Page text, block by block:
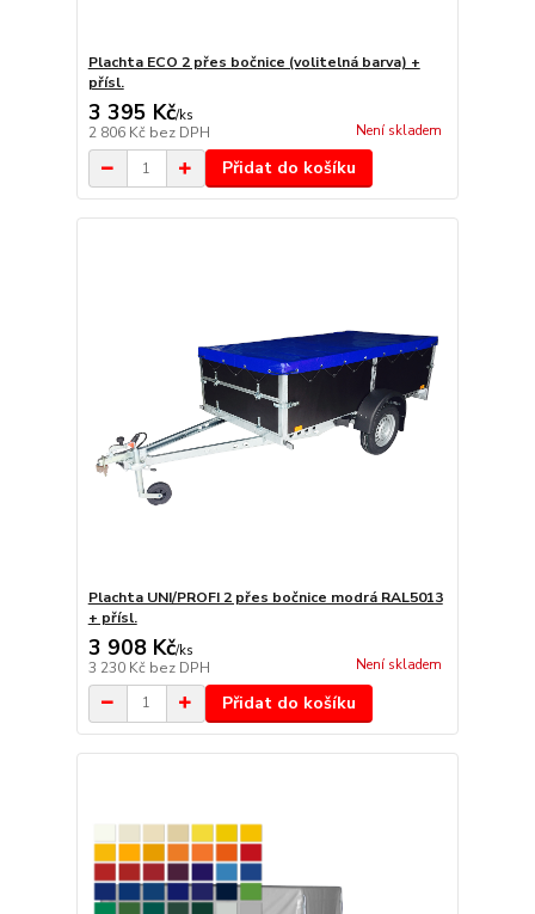
Plachta ECO 2 přes bočnice (volitelná barva) +
přísl.
3 395 Kč/ks
2 806 Kč bez DPH Není skladem
Přidat do košíku
Plachta UNI/PROFI 2 přes bočnice modrá RAL5013
+ přísl.
3 908 Kč/ks
3 230 Kč bez DPH Není skladem
Přidat do košíku